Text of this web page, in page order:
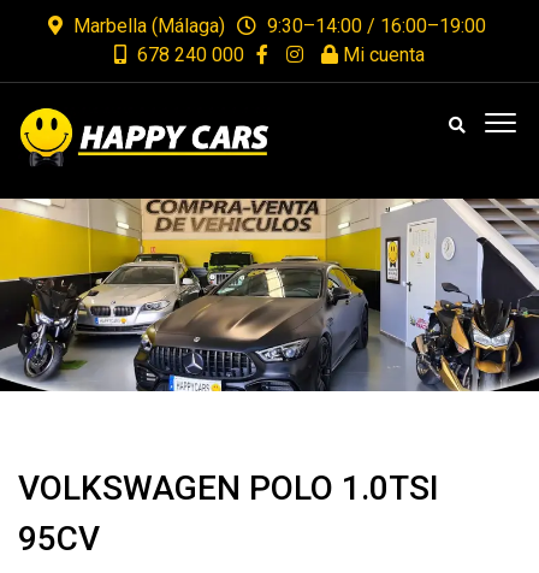
Marbella (Málaga)
9:30–14:00 / 16:00–19:00
678 240 000
Mi cuenta
VOLKSWAGEN POLO 1.0TSI
95CV